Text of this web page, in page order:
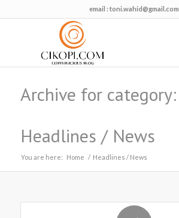
email : toni.wahid@gmail.com
Archive for category:
Headlines / News
You are here: Home / Headlines / News